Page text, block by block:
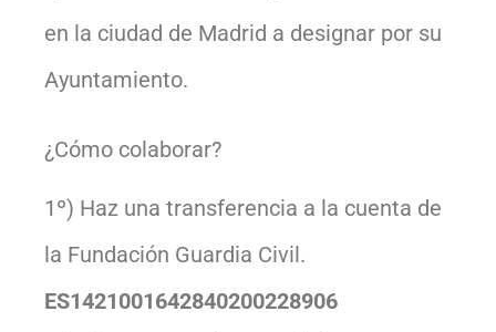
en la ciudad de Madrid a designar por su
Ayuntamiento.
¿Cómo colaborar?
1º) Haz una transferencia a la cuenta de
la Fundación Guardia Civil.
ES1421001642840200228906